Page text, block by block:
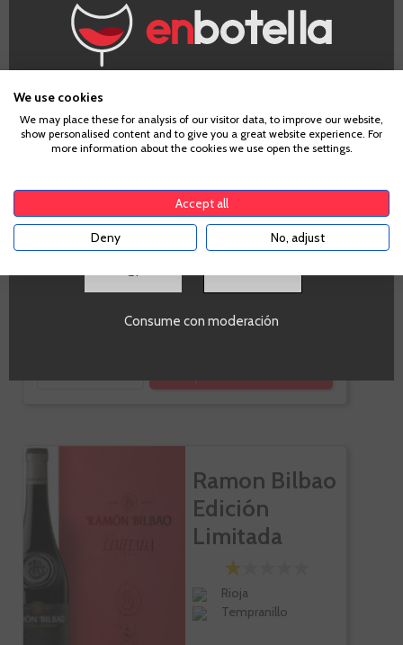
Edición
Limitada Las
Luces +...
Botella 75cl + Copa + Libro
-10%
32,13 €
Te sale a 42,84 €/l
Ramon Bilbao
Edición
Limitada
Estuche...
Rioja
Tempranillo
¿Eres mayor de edad?
Para acceder a enbotella, debes tener la edad legal de
tu país de residencia, lo cual es suficiente para
aplicable. Confirma si tienes más de18años
Consume con moderación
We use cookies
We may place these for analysis of our visitor data, to improve our website,
show personalised content and to give you a great website experience. For
more information about the cookies we use open the settings.
Accept all
Deny No, adjust